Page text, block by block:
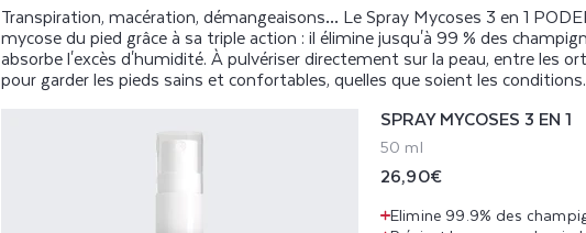
Transpiration, macération, démangeaisons… Le Spray Mycoses 3 en 1
mycose du pied grâce à sa triple action : il élimine jusqu'à 99 % des
absorbe l'excès d'humidité. À pulvériser directement sur la peau, entre les
pour garder les pieds sains et confortables, quelles que soient les conditions.
SPRAY MYCOSES 3 EN 1
50 ml
Prix
26,90€
Elimine 99.9% des